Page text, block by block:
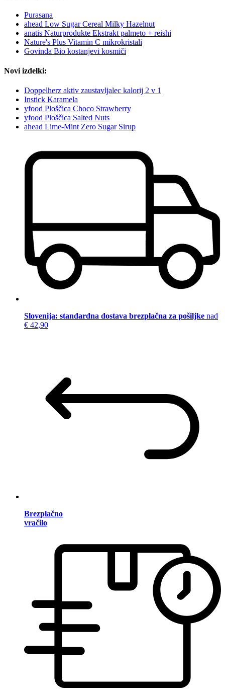
Purasana
ahead Low Sugar Cereal Milky Hazelnut
anatis Naturprodukte Ekstrakt palmeto + reishi
Nature's Plus Vitamin C mikrokristali
Govinda Bio kostanjevi kosmiči
Novi izdelki:
Doppelherz aktiv zaustavljalec kalorij 2 v 1
Instick Karamela
yfood Ploščica Choco Strawberry
yfood Ploščica Salted Nuts
ahead Lime-Mint Zero Sugar Sirup
Slovenija: standardna dostava brezplačna za pošiljke nad
€ 42,90
Brezplačno
vračilo